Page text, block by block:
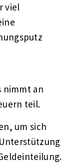
viel
nimmt an
teil.
um sich